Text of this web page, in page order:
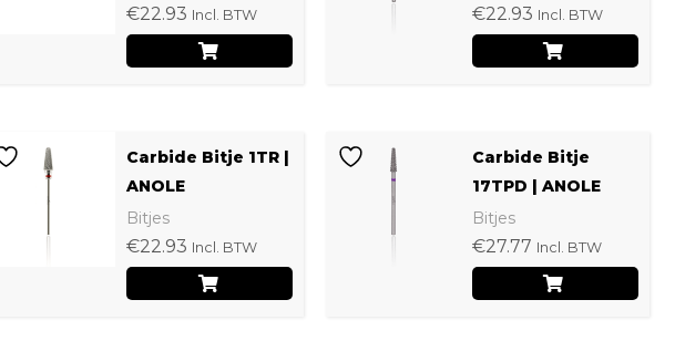
€22.93 Incl. BTW €22.93 Incl. BTW
Carbide Bitje 1TR |
ANOLE
Bitjes
€22.93 Incl. BTW
Carbide Bitje
17TPD | ANOLE
Bitjes
€27.77 Incl. BTW